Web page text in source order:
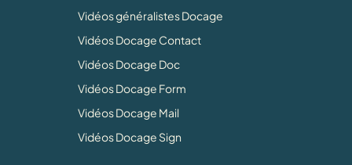
Vidéos généralistes Docage
Vidéos Docage Contact
Vidéos Docage Doc
Vidéos Docage Form
Vidéos Docage Mail
Vidéos Docage Sign